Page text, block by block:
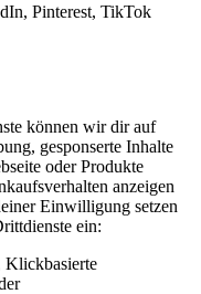
Pinterest, TikTok
können wir dir auf
gesponserte Inhalte
oder Produkte
anzeigen
Einwilligung setzen
ein:
Klickbasierte